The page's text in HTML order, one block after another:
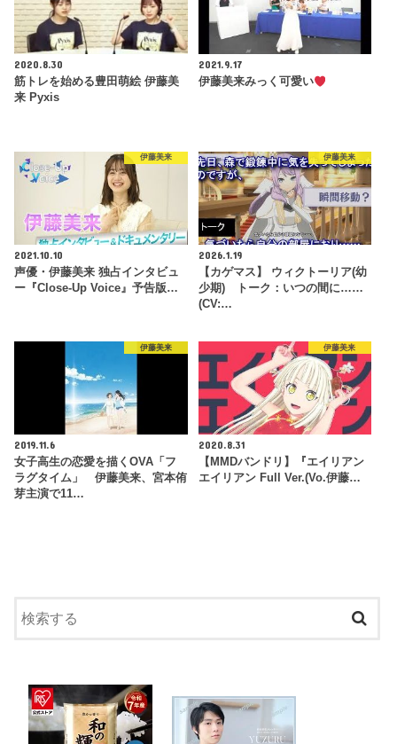
2020.8.30
筋トレを始める豊田萌絵 伊藤美
来 Pyxis
2021.9.17
伊藤美来みっく可愛い
伊藤美来
2021.10.10
声優・伊藤美来 独占インタビュ
ー『Close-Up Voice』予告版…
伊藤美来
2026.1.19
【カゲマス】 ウィクトーリア(幼
少期) トーク：いつの間に……
(CV:…
伊藤美来
2019.11.6
女子高生の恋愛を描くOVA「フ
ラグタイム」 伊藤美来、宮本侑
芽主演で11…
伊藤美来
2020.8.31
【MMDバンドリ】『エイリアン
エイリアン Full Ver.(Vo.伊藤…